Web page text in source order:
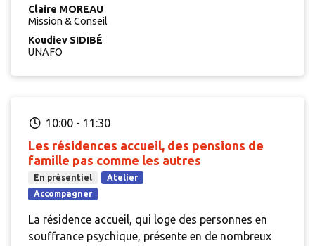
imaginer d’autres manières d’agir. À partir de
situations concrètes, les participants seront
invités à partager leurs expériences, tester des
d’aborder les impayés autrement. Loin d’un simple
pratiques, redonner du sens au rôle de manager
quant aux impayés locatifs et repartir avec de
nouvelles idées à expérimenter avec son équipe.
Claire MOREAU
Mission & Conseil
Koudiev SIDIBÉ
UNAFO
10:00 - 11:30
Les résidences accueil, des pensions de
famille pas comme les autres
En présentiel
Atelier
Accompagner
La résidence accueil, qui loge des personnes en
souffrance psychique, présente en de nombreux